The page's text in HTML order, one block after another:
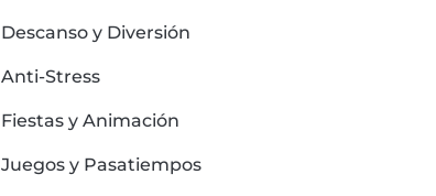
Descanso y Diversión
Anti-Stress
Fiestas y Animación
Juegos y Pasatiempos